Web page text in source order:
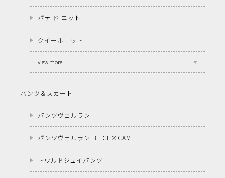
パテ ド ニット
クイールニット
view more
パンツ＆スカート
パンツヴェルラン
パンツヴェルラン BEIGE×CAMEL
トワルドジュイパンツ